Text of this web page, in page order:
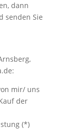
dann
senden Sie
mir/ uns
der
(*)